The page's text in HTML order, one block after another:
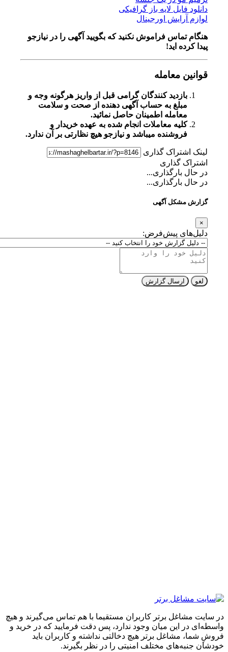
دانلود فایل لایه باز گرافیکی
لوازم آرایش اورجینال
هنگام تماس فراموش نکنید که بگویید آگهی را در نیازجو
پیدا کرده اید!
قوانین معامله
بازدید کنندگان گرامی قبل از واریز هرگونه وجه و
مبلغ به حساب آگهی دهنده از صحت و سلامت
معامله اطمینان حاصل نمائید.
کلیه معاملات انجام شده به عهده خریدار و
فروشنده میباشد و نیازجو هیچ نظارتی بر آن ندارد.
لینک اشتراک گذاری
اشتراک گذاری
در حال بارگذاری...
در حال بارگذاری...
گزارش مشکل آگهی
دلیل‌های پیش‌فرض:
ارسال گزارش
مشاغل برتر کاربران مستقیما با هم تماس می‌گیرند و هیچ
در این میان وجود ندارد، پس دقت فرمایید که در خرید و
شما، مشاغل برتر هیچ دخالتی نداشته و کاربران باید
جنبه‌های مختلف امنیتی را در نظر بگیرند.